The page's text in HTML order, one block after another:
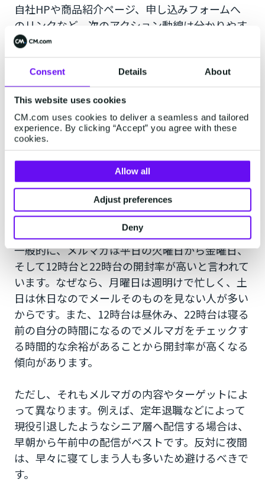
Consent Details About
This website uses cookies
CM.com uses cookies to deliver a seamless and tailored
experience. By clicking “Accept” you agree with these
cookies.
Allow all
Adjust preferences
Deny
自社HPや商品紹介ページ、申し込みフォームへ
のリンクなど、次のアクション動線は分かりやす
く設置しておきましょう。もちろん、アクション
へのつなぎが突飛なものとならないよう、スムー
ズなストーリー設計が大切です。
配信：最適な配信頻度とスケジュー
ルを見極める
メルマガの配信時間を工夫することで開封率アッ
プにつながります。読者は日々多くのメールを受
信しています。配信時間によっては、その他多く
のメールに埋もれてしまうでしょう。
一般的に、メルマガは平日の火曜日から金曜日、
そして12時台と22時台の開封率が高いと言われて
います。なぜなら、月曜日は週明けで忙しく、土
日は休日なのでメールそのものを見ない人が多い
からです。また、12時台は昼休み、22時台は寝る
前の自分の時間になるのでメルマガをチェックす
る時間的な余裕があることから開封率が高くなる
傾向があります。
ただし、それもメルマガの内容やターゲットによ
って異なります。例えば、定年退職などによって
現役引退したようなシニア層へ配信する場合は、
早朝から午前中の配信がベストです。反対に夜間
は、早々に寝てしまう人も多いため避けるべきで
す。